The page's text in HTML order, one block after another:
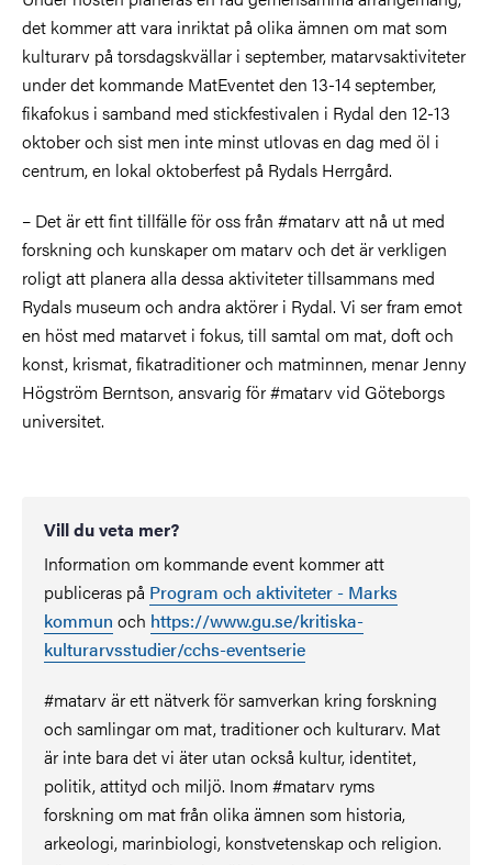
det kommer att vara inriktat på olika ämnen om mat som
kulturarv på torsdagskvällar i september, matarvsaktiviteter
under det kommande MatEventet den 13-14 september,
fikafokus i samband med stickfestivalen i Rydal den 12-13
oktober och sist men inte minst utlovas en dag med öl i
centrum, en lokal oktoberfest på Rydals Herrgård.
– Det är ett fint tillfälle för oss från #matarv att nå ut med
forskning och kunskaper om matarv och det är verkligen
roligt att planera alla dessa aktiviteter tillsammans med
Rydals museum och andra aktörer i Rydal. Vi ser fram emot
en höst med matarvet i fokus, till samtal om mat, doft och
konst, krismat, fikatraditioner och matminnen, menar Jenny
Högström Berntson, ansvarig för #matarv vid Göteborgs
universitet.
Vill du veta mer?
Information om kommande event kommer att
publiceras på Program och aktiviteter - Marks
kommun och https://www.gu.se/kritiska-
kulturarvsstudier/cchs-eventserie
#matarv är ett nätverk för samverkan kring forskning
och samlingar om mat, traditioner och kulturarv. Mat
är inte bara det vi äter utan också kultur, identitet,
politik, attityd och miljö. Inom #matarv ryms
forskning om mat från olika ämnen som historia,
arkeologi, marinbiologi, konstvetenskap och religion.